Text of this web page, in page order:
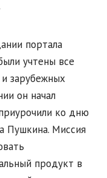
портала
учтены все
зарубежных
он начал
ко дню
Пушкина. Миссия
продукт в